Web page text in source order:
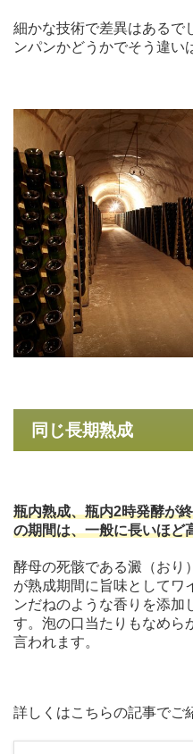
細かな技術で差異はあるで
ンパンかどうかでそう違い
同じ長期熟成
瓶内熟成、瓶内2時発酵が
の期間は、一般に長いほど
酵母の死骸である澱（おり
が熟成期間に旨味としてワ
ンだねのような香りを添加
す。泡の口当たりもなめら
言われます。
詳しくはこちらの記事でご